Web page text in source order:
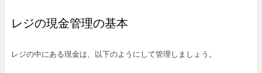
レジの現金管理の基本
レジの中にある現金は、以下のようにして管理しましょう。